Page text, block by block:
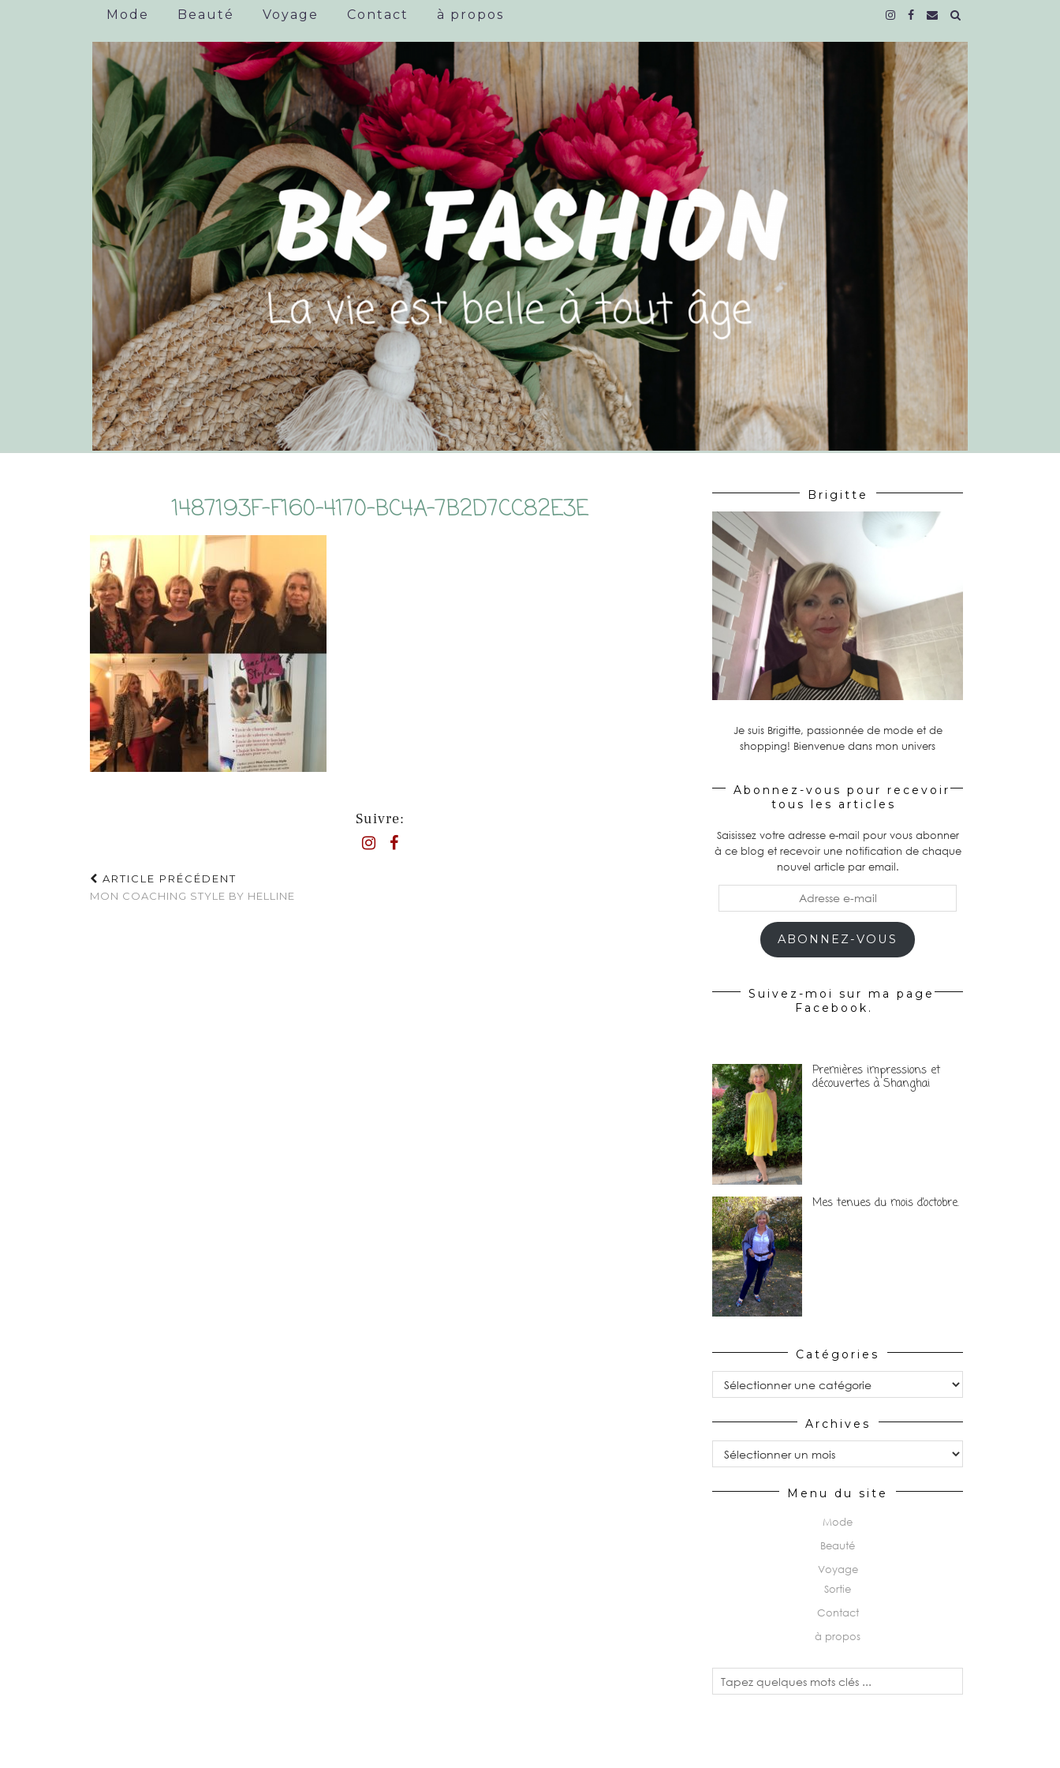
Mode Beauté Voyage Contact à propos
1487193F-F160-4170-BC4A-7B2D7CC82E3E
Suivre:
ARTICLE PRÉCÉDENT
MON COACHING STYLE BY HELLINE
Brigitte
Je suis Brigitte, passionnée de mode et de
shopping! Bienvenue dans mon univers
Abonnez-vous pour recevoir
tous les articles
Saisissez votre adresse e-mail pour vous abonner
à ce blog et recevoir une notification de chaque
nouvel article par email.
ABONNEZ-VOUS
Suivez-moi sur ma page
Facebook.
Premières impressions et
découvertes à Shanghai
Mes tenues du mois d’octobre.
Catégories
Catégories
Archives
Archives
Menu du site
Mode
Beauté
Voyage
Sortie
Contact
à propos